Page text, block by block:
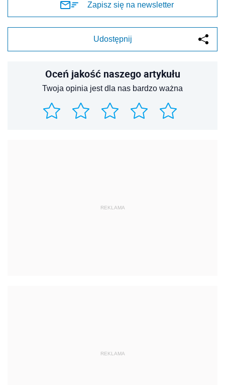
Zapisz się na newsletter
Udostępnij
Oceń jakość naszego artykułu
Twoja opinia jest dla nas bardzo ważna
REKLAMA
REKLAMA